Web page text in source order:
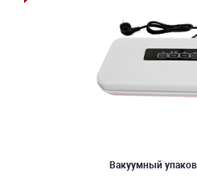
Вакуумный